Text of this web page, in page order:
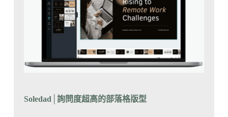
Soledad 詢問度超高的部落格版型